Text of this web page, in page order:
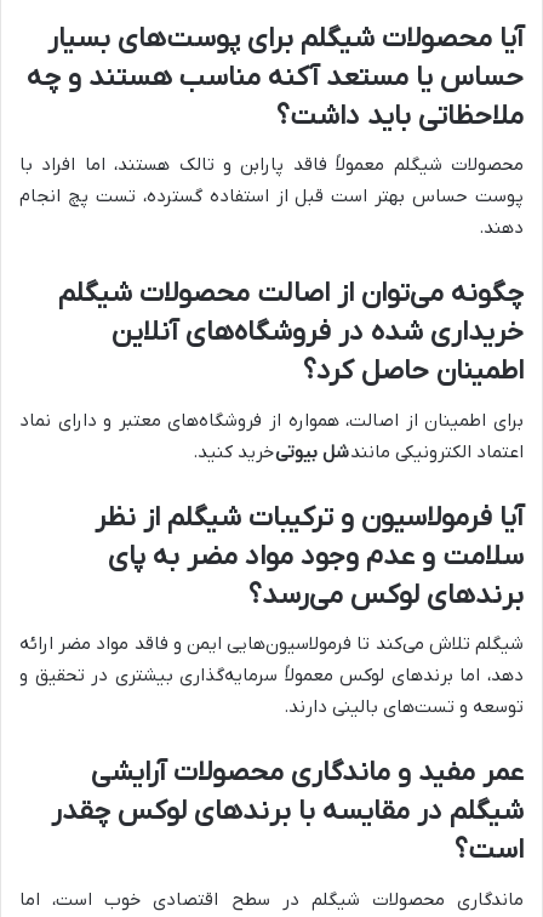
آیا محصولات شیگلم برای پوست‌های بسیار
حساس یا مستعد آکنه مناسب هستند و چه
ملاحظاتی باید داشت؟
محصولات شیگلم معمولاً فاقد پارابن و تالک هستند، اما افراد با
پوست حساس بهتر است قبل از استفاده گسترده، تست پچ انجام
دهند.
چگونه می‌توان از اصالت محصولات شیگلم
خریداری شده در فروشگاه‌های آنلاین
اطمینان حاصل کرد؟
برای اطمینان از اصالت، همواره از فروشگاه‌های معتبر و دارای نماد
اعتماد الکترونیکی مانندشل بیوتیخرید کنید.
آیا فرمولاسیون و ترکیبات شیگلم از نظر
سلامت و عدم وجود مواد مضر به پای
برندهای لوکس می‌رسد؟
شیگلم تلاش می‌کند تا فرمولاسیون‌هایی ایمن و فاقد مواد مضر ارائه
دهد، اما برندهای لوکس معمولاً سرمایه‌گذاری بیشتری در تحقیق و
توسعه و تست‌های بالینی دارند.
عمر مفید و ماندگاری محصولات آرایشی
شیگلم در مقایسه با برندهای لوکس چقدر
است؟
ماندگاری محصولات شیگلم در سطح اقتصادی خوب است، اما